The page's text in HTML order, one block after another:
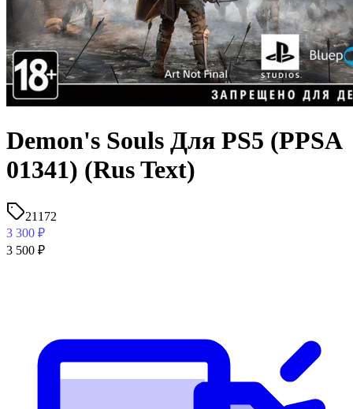
Demon's Souls Для PS5 (PPSA
01341) (Rus Text)
21172
3 300 ₽
3 500 ₽